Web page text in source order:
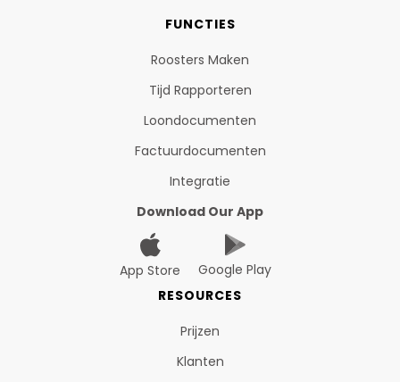
FUNCTIES
Roosters Maken
Tijd Rapporteren
Loondocumenten
Factuurdocumenten
Integratie
Download Our App
App Store
Google Play
RESOURCES
Prijzen
Klanten